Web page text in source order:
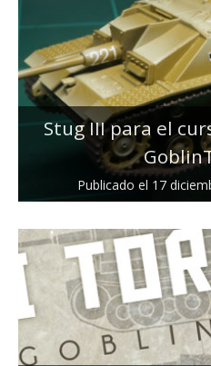
Stug III para el
Publicado el 17